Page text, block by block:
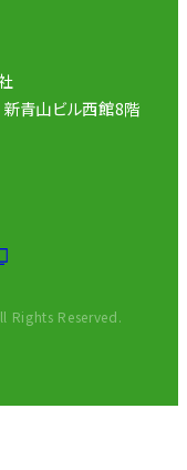
青山ビル西館8階
Reserved.